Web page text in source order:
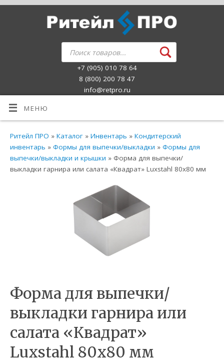
+7 (905) 010 78 64
8 (800) 200 78 47
info@retpro.ru
МЕНЮ
Ритейл ПРО »Каталог »Инвентарь »Кондитерский
инвентарь »Формы для выпечки/выкладки »Формы для
выпечки/выкладки и крышки » Форма для выпечки/
выкладки гарнира или салата «Квадрат» Luxstahl 80х80 мм
Форма для выпечки/
выкладки гарнира или
салата «Квадрат»
Luxstahl 80х80 мм